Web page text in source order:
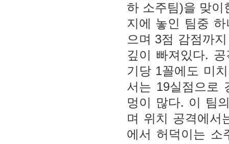
하 소주팀)을 맞
지에 놓인 팀중
으며 3점 감점까
깊이 빠져있다.
기당 1꼴에도 미
서는 19실점으로
멍이 많다. 이 팀
며 위치 공격에서
에서 허덕이는 소